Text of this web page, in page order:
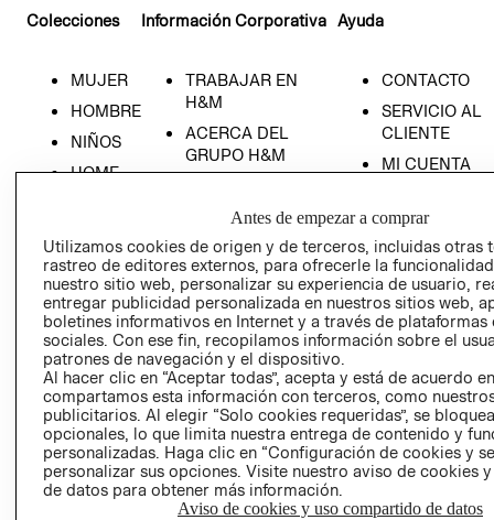
Colecciones
MUJER
HOMBRE
NIÑOS
HOME
Información Corporativa
TRABAJAR EN
H&M
ACERCA DEL
GRUPO H&M
SOCIAL
PRENSA
RELACIÓN CON
INVERSIONISTAS
POLÍTICA
EMPRESARIAL
Ayuda
CONTACTO
SERVICIO AL
CLIENTE
MI CUENTA
TIENDAS
- RETIRO EN
TIENDA
TÉRMINOS Y
CONDICIONES
AVISO DE
PRIVACIDAD
GIFT CARD
AVISO DE
COOKIES
Antes de empezar a comprar
Utilizamos cookies de origen y de terceros, incluidas otras
rastreo de editores externos, para ofrecerle la
nuestro sitio web, personalizar su experiencia de usuario,
entregar publicidad personalizada en nuestros sitios web,
boletines informativos en Internet y a través de plataformas
sociales. Con ese fin, recopilamos información sobre el
patrones de navegación y el dispositivo.
Al hacer clic en “Aceptar todas”, acepta y está de acuerdo
compartamos esta información con terceros, como
publicitarios. Al elegir “Solo cookies requeridas”, se
opcionales, lo que limita nuestra entrega de contenido y
personalizadas. Haga clic en “Configuración de cookies y
personalizar sus opciones. Visite nuestro aviso de cookies
de datos para obtener más información.
Aviso de cookies y uso compartido de datos